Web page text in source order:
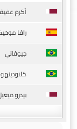
أكرم
رافا
جيوفاني
كلاودينهو
بيدرو